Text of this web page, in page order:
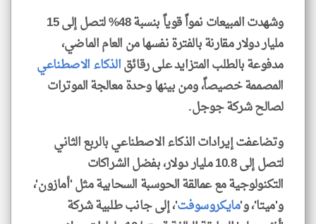
وشهدت المبيعات نمواً قوياً بنسبة 48% لتصل إلى 15
مليار دولار مقارنة بالفترة نفسها من العام الماضي،
مدفوعة بالطلب المتزايد على رقائقالذكاء الاصطناعي
المصممة خصيصاً، ومن بينها وحدة معالجة الموترات
لصالح شركة جوجل.
وتضاعفت إيرادات الذكاء الاصطناعي بالربع الثاني
لتصل إلى 10.8 مليار دولار، بفضل الشراكات
التكنولوجية مع عمالقة الحوسبة السحابية مثل 'أمازون'،
و'ميتا'، و'مايكروسوفت'، إلى جانب طلبية شركة